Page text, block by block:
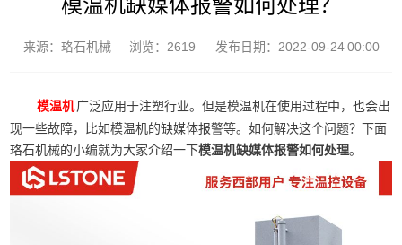
模温机缺媒体报警如何处理？
来源：珞石机械 浏览：2619 发布日期：2022-09-24 00:00
模温机广泛应用于注塑行业。但是模温机在使用过程中，也会出
现一些故障，比如模温机的缺媒体报警等。如何解决这个问题？下面
珞石机械的小编就为大家介绍一下模温机缺媒体报警如何处理。